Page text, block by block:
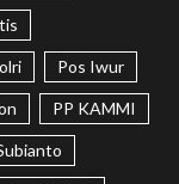
Pos Iwur
PP KAMMI